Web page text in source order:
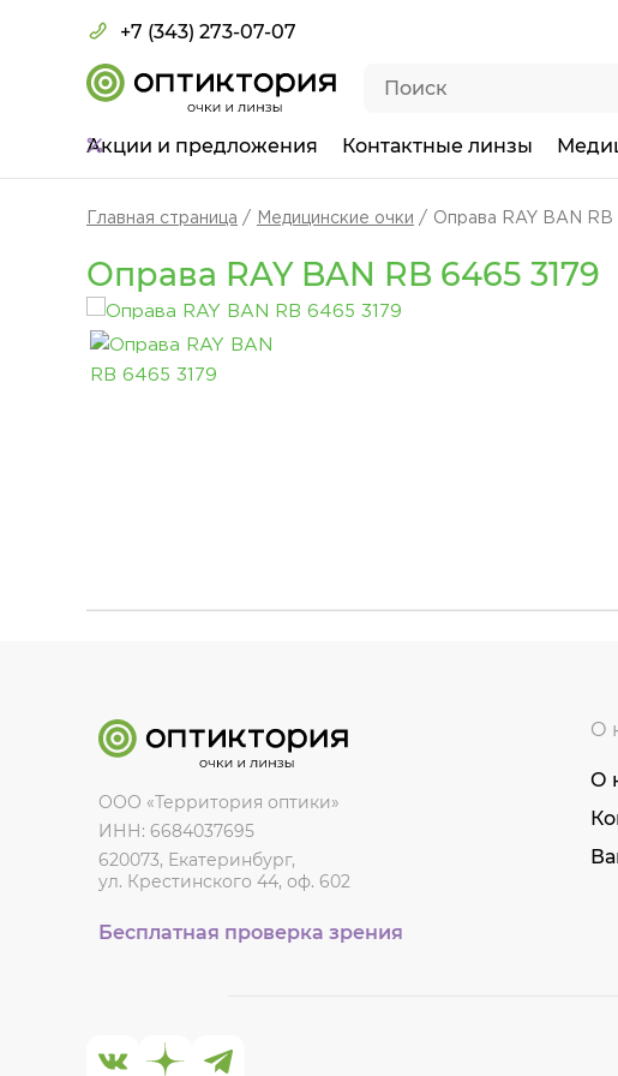
+7 (343) 273-07-07
Акции и предложения Контактные линзы
Главная страница Медицинские очки Оправа RAY BAN RB
Оправа RAY BAN RB 6465 3179
ООО «Территория оптики»
ИНН: 6684037695
620073, Екатеринбург,
ул. Крестинского 44, оф. 602
Бесплатная проверка зрения
О
О